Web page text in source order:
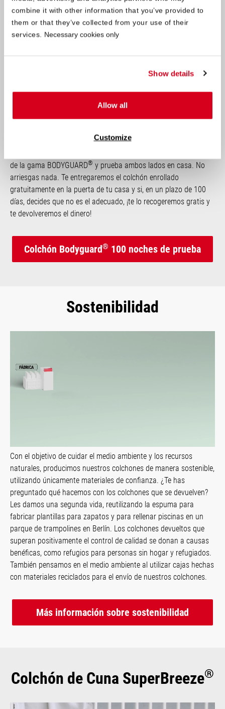
combine it with other information that you’ve provided to
them or that they’ve collected from your use of their
services. Necessary cookies only
Show details
Allow all
Customize
Por favor, acepte las cookies de marketing para ver el vídeo.
Haga clic aquí para actualizar su configuración de cookies.
de la gama BODYGUARD® y prueba ambos lados en casa. No
arriesgas nada. Te entregaremos el colchón enrollado
gratuitamente en la puerta de tu casa y si, en un plazo de 100
días, decides que no es el adecuado, ¡te lo recogeremos gratis y
te devolveremos el dinero!
Colchón Bodyguard® 100 noches de prueba
Sostenibilidad
Con el objetivo de cuidar el medio ambiente y los recursos
naturales, producimos nuestros colchones de manera sostenible,
utilizando únicamente materiales de confianza. ¿Te has
preguntado qué hacemos con los colchones que se devuelven?
Les damos una segunda vida, reutilizando la espuma para
fabricar plantillas para zapatos y para rellenar piscinas en un
parque de trampolines en Berlín. Los colchones devueltos que
superan positivamente el control de calidad se donan a causas
benéficas, como refugios para personas sin hogar y refugiados.
También pensamos en el medio ambiente al utilizar cajas hechas
con materiales reciclados para el envío de nuestros colchones.
Más información sobre sostenibilidad
Colchón de Cuna SuperBreeze®